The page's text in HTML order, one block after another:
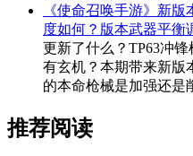
《使命召唤手游》新
度如何？版本武器平衡
更新了什么？TP63冲
有玄机？本期带来新版
的本命枪械是加强还
推荐阅读